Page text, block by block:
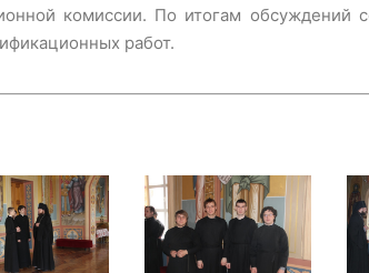
комиссии. По итогам
работ.